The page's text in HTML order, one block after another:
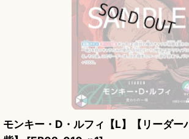
モンキー・D・ルフィ【L】【リーダー